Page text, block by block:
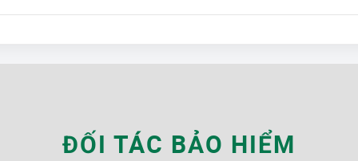
ĐỐI TÁC BẢO HIỂM